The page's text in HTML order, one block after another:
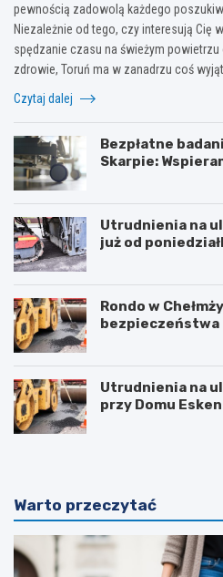
pewnością zadowolą każdego
Niezależnie od tego, czy interesują Cię
spędzanie czasu na świeżym
zdrowie, Toruń ma w zanadrzu coś
Czytaj dalej
Bezpłatne
Skarpie:
Utrudnienia na
już od
Rondo w
bezpieczeństwa
Utrudnienia na
przy Domu
Warto przeczytać